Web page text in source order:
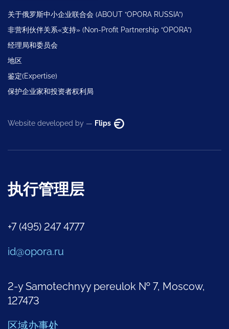
关于俄罗斯中小企业联合会 (ABOUT “OPORA RUSSIA”)
非营利伙伴关系«支持» (Non-Profit Partnership “OPORA”)
经理局和委员会
地区
鉴定(Expertise)
保护企业家和投资者权利局
Website developed by — Flips
执行管理层
+7 (495) 247 4777
id@opora.ru
2-y Samotechnyy pereulok № 7, Moscow,
127473
区域办事处